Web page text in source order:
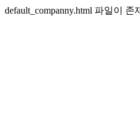
default_companny.html 파일이